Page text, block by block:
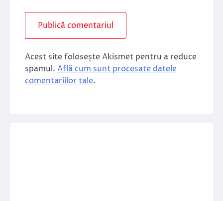
Acest site folosește Akismet pentru a reduce
spamul. Află cum sunt procesate datele
comentariilor tale.